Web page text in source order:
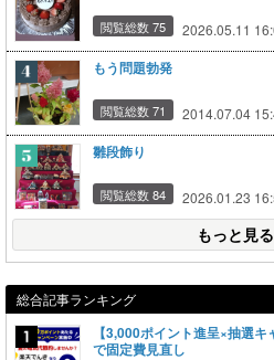
閲覧総数 75 2026.05.11
もう問題勃発
閲覧総数 71 2014.07.04
雛段飾り
閲覧総数 84 2026.01.23
もっと見る
総合記事ランキング
【3,000ポイント進呈×抽選
で固定費見直し